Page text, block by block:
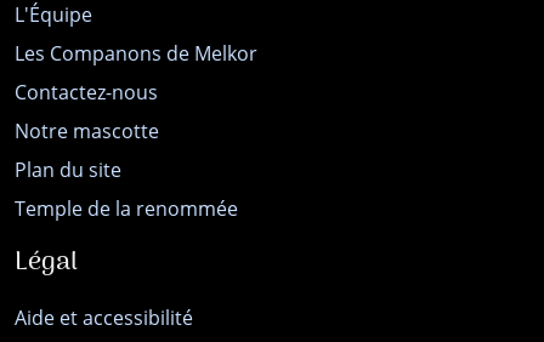
L'Équipe
Les Companons de Melkor
Contactez-nous
Notre mascotte
Plan du site
Temple de la renommée
Légal
Aide et accessibilité